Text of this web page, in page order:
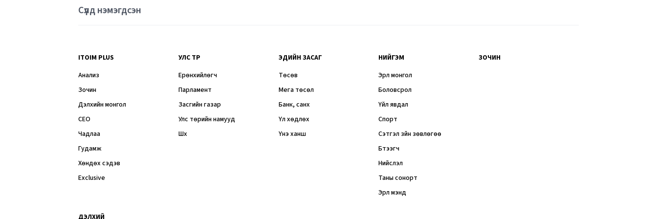
Сүүлд нэмэгдсэн
ITOIM PLUS
Анализ
Зочин
Дэлхийн монгол
CEO
Чадлаа
Гудамж
Хөндөх сэдэв
Exclusive
УЛС ТӨР
Ерөнхийлөгч
Парламент
Засгийн газар
Улс төрийн намууд
Шүүх
ЭДИЙН ЗАСАГ
Төсөв
Мега төсөл
Банк, санхүү
Үл хөдлөх
Үнэ ханш
НИЙГЭМ
Эрүүл монгол
Боловсрол
Үйл явдал
Спорт
Сэтгэл зүйн зөвлөгөө
Бүтээгч
Нийслэл
Таны сонорт
Эрүүл мэнд
ЗОЧИН
ДЭЛХИЙ